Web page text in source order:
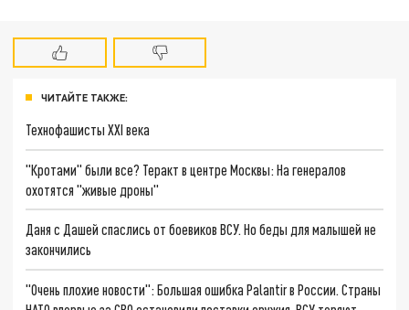
ЧИТАЙТЕ ТАКЖЕ:
Технофашисты XXI века
"Кротами" были все? Теракт в центре Москвы: На генералов
охотятся "живые дроны"
Даня с Дашей спаслись от боевиков ВСУ. Но беды для малышей не
закончились
"Очень плохие новости": Большая ошибка Palantir в России. Страны